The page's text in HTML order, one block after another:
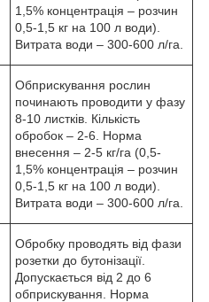
1,5% концентрація – розчин
0,5-1,5 кг на 100 л води).
Витрата води – 300-600 л/га.
Обприскування рослин
починають проводити у фазу
8-10 листків. Кількість
обробок – 2-6. Норма
внесення – 2-5 кг/га (0,5-
1,5% концентрація – розчин
0,5-1,5 кг на 100 л води).
Витрата води – 300-600 л/га.
Обробку проводять від фази
розетки до бутонізації.
Допускається від 2 до 6
обприскування. Норма